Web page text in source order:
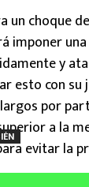
un choque
imponer
y
esto con
por
a la
evitar la